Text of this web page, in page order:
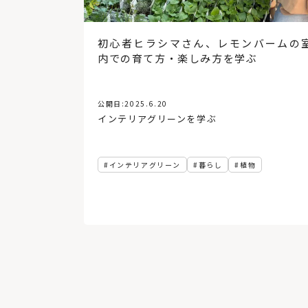
初心者ヒラシマさん、レモンバームの
内での育て方・楽しみ方を学ぶ
公開日:2025.6.20
インテリアグリーンを学ぶ
インテリアグリーン 暮らし 植物